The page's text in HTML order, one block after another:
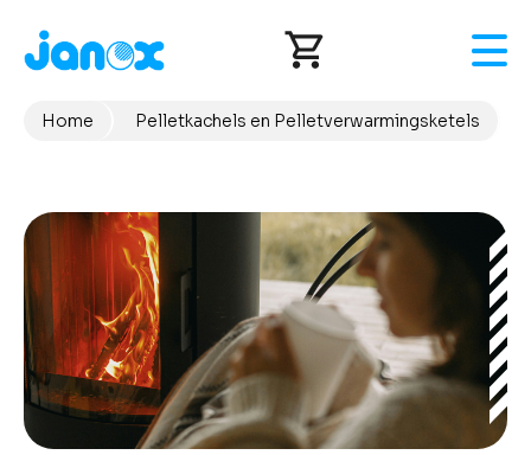
naar
inhoudHome Pelletkachels en Pelletverwarmingsketels